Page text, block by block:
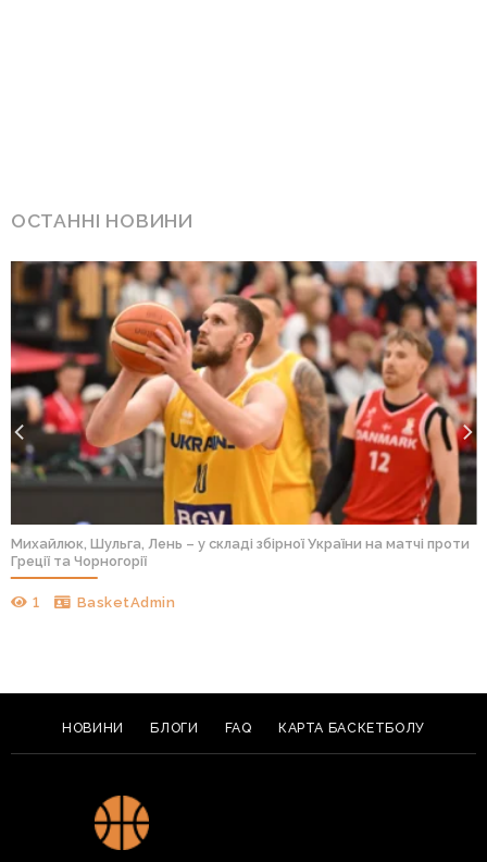
ОСТАННІ НОВИНИ
Михайлюк, Шульга, Лень – у складі збірної України на матчі проти
Греції та Чорногорії
1 BasketAdmin
НОВИНИ БЛОГИ FAQ КАРТА БАСКЕТБОЛУ